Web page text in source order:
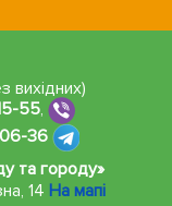
вихідних)
55,
36
та городу»
14 На мапі